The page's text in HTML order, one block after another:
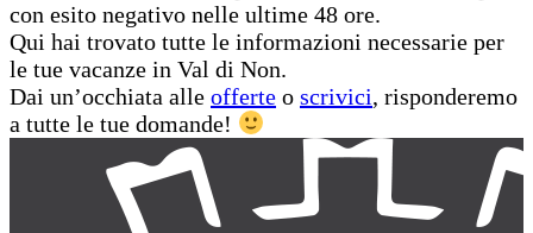
con esito negativo nelle ultime 48 ore.
Qui hai trovato tutte le informazioni necessarie per
le tue vacanze in Val di Non.
Dai un’occhiata alle offerte o scrivici, risponderemo
a tutte le tue domande!